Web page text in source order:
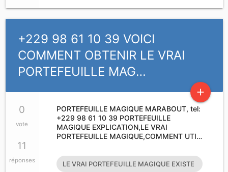
+229 98 61 10 39 VOICI
COMMENT OBTENIR LE VRAI
PORTEFEUILLE MAG…
add
0
vote
11
réponses
PORTEFEUILLE MAGIQUE MARABOUT, tel:
+229 98 61 10 39 PORTEFEUILLE
MAGIQUE EXPLICATION,LE VRAI
PORTEFEUILLE MAGIQUE,COMMENT UTI…
LE VRAI PORTEFEUILLE MAGIQUE EXISTE